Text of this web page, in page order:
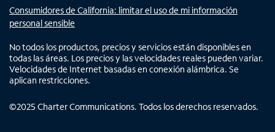
Consumidores de California: limitar el uso de mi información
personal sensible
No todos los productos, precios y servicios están disponibles en
todas las áreas. Los precios y las velocidades reales pueden variar.
Velocidades de Internet basadas en conexión alámbrica. Se
aplican restricciones.
©2025 Charter Communications. Todos los derechos reservados.